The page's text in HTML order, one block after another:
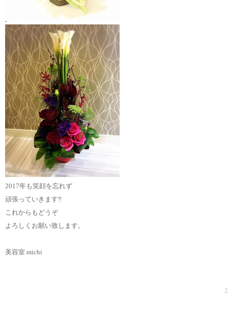
2017年も笑顔を忘れず
頑張っていきます‼︎
これからもどうぞ
よろしくお願い致します。
美容室 michi